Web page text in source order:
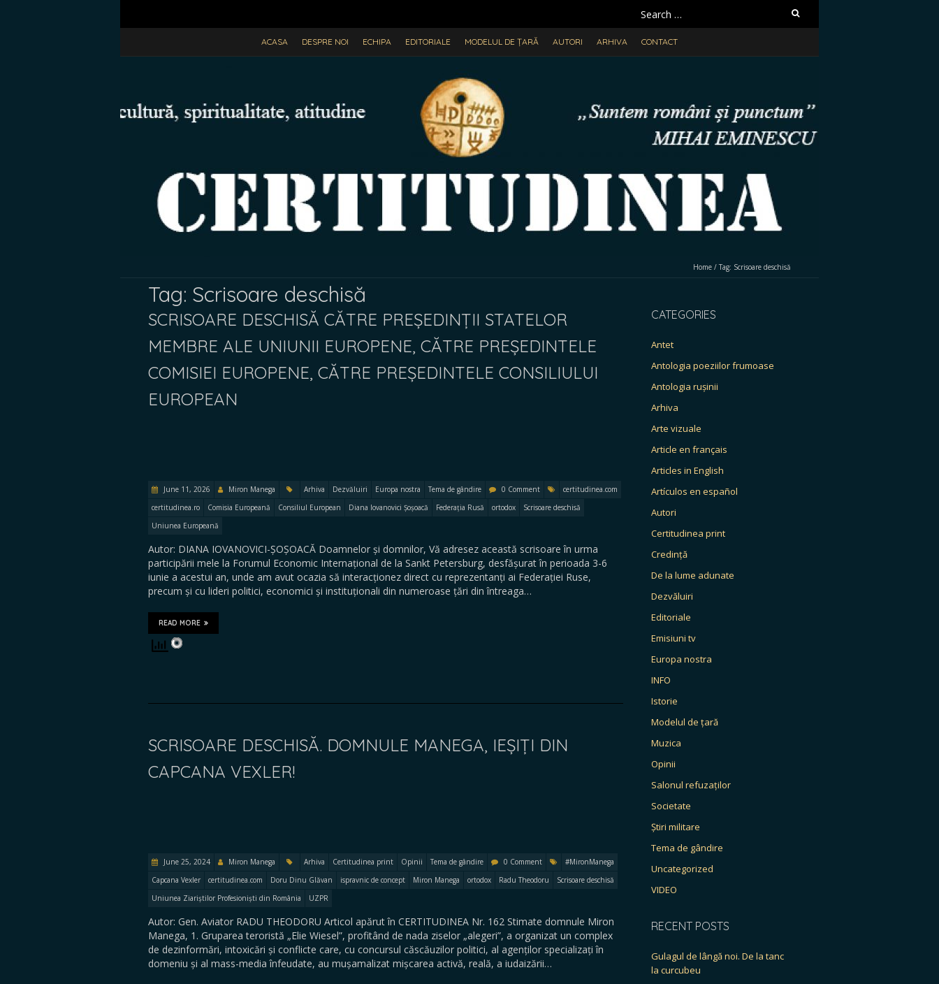
Search
for:
ACASA DESPRE NOI ECHIPA EDITORIALE MODELUL DE ȚARĂ AUTORI ARHIVA CONTACT
Home / Tag: Scrisoare deschisă
Tag: Scrisoare deschisă
SCRISOARE DESCHISĂ CĂTRE PREȘEDINȚII STATELOR
MEMBRE ALE UNIUNII EUROPENE, CĂTRE PREȘEDINTELE
COMISIEI EUROPENE, CĂTRE PREȘEDINTELE CONSILIULUI
EUROPEAN
June 11, 2026 Miron Manega Arhiva Dezvăluiri Europa nostra Tema de gândire 0 Comment
certitudinea.com
certitudinea.ro
Comisia Europeană Consiliul European Diana Iovanovici Șoșoacă Federația Rusă ortodox
Scrisoare deschisă
Uniunea Europeană
Autor: DIANA IOVANOVICI-ȘOȘOACĂ Doamnelor și domnilor, Vă adresez această scrisoare în urma
participării mele la Forumul Economic Internațional de la Sankt Petersburg, desfășurat în perioada 3-6
iunie a acestui an, unde am avut ocazia să interacționez direct cu reprezentanți ai Federației Ruse,
precum și cu lideri politici, economici și instituționali din numeroase țări din întreaga…
READ MORE
SCRISOARE DESCHISĂ. DOMNULE MANEGA, IEȘIȚI DIN
CAPCANA VEXLER!
June 25, 2024 Miron Manega Arhiva Certitudinea print Opinii Tema de gândire 0 Comment
#MironManega
Capcana Vexler
certitudinea.com Doru Dinu Glăvan ispravnic de concept Miron Manega ortodox Radu Theodoru
Scrisoare deschisă
Uniunea Ziariștilor Profesioniști din România
UZPR
Autor: Gen. Aviator RADU THEODORU Articol apărut în CERTITUDINEA Nr. 162 Stimate domnule Miron
Manega, 1. Gruparea teroristă „Elie Wiesel”, profitând de nada ziselor „alegeri”, a organizat un complex
de dezinformări, intoxicări și conflicte care, cu concursul căscăuzilor politici, al agenților specializați în
domeniu și al mass-media înfeudate, au mușamalizat mișcarea activă, reală, a iudaizării…
CATEGORIES
Antet
Antologia poeziilor frumoase
Antologia rușinii
Arhiva
Arte vizuale
Article en français
Articles in English
Artículos en español
Autori
Certitudinea print
Credință
De la lume adunate
Dezvăluiri
Editoriale
Emisiuni tv
Europa nostra
INFO
Istorie
Modelul de țară
Muzica
Opinii
Salonul refuzaților
Societate
Știri militare
Tema de gândire
Uncategorized
VIDEO
RECENT POSTS
Gulagul de lângă noi. De la tanc
la curcubeu